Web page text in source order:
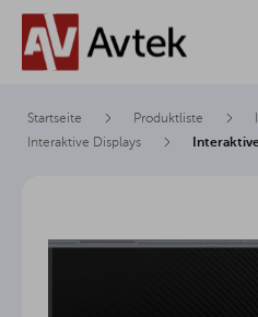
Startseite Produktliste
Interaktive Displays